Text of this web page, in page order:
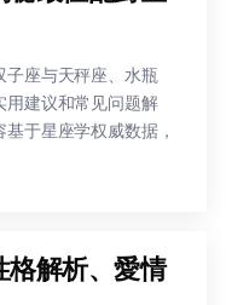
子座与天秤座、水瓶
用建议和常见问题解
于星座学权威数据，
格解析、愛情